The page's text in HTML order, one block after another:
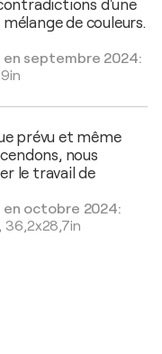
d'une
de couleurs.
septembre 2024:
prévu et même
nous
le travail de
octobre 2024:
, 36,2x28,7in